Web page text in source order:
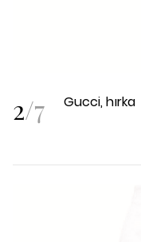
2/7 Gucci, hırka